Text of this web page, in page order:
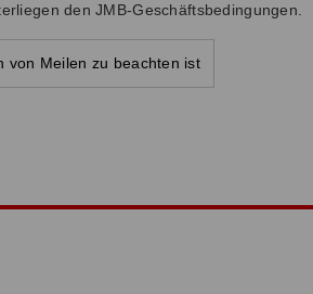
den JMB-Geschäftsbedingungen.
von Meilen zu beachten ist